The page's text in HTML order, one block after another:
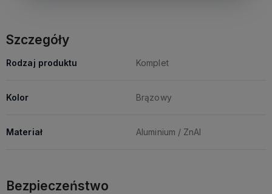
Szczegóły
Rodzaj produktu Komplet
Kolor Brązowy
Materiał Aluminium / ZnAl
Bezpieczeństwo